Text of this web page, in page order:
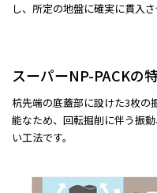
し、所定の地盤に確実に貫入
スーパーNP-PACKの
杭先端の底蓋部に設けた3枚の
能なため、回転掘削に伴う振
い工法です。